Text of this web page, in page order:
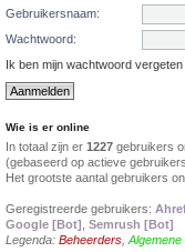
Gebruikersnaam:
Wachtwoord:
Ik ben mijn wachtwoord vergeten
Wie is er online
In totaal zijn er 1227 gebruikers
(gebaseerd op actieve
Het grootste aantal gebruikers
Geregistreerde gebruikers:
Google [Bot] Semrush [Bot]
Legenda: Beheerders